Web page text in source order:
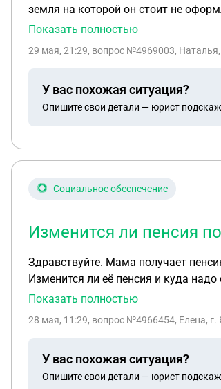
земля на которой он стоит не
в живых и колхоза уже тоже нет.
быть теперь, как оформить эту
Показать полностью
29 мая, 21:29, вопрос №4969003,
У вас похожая ситуация?
Опишите свои детали — юрист
Социальное обеспечение
Изменится ли пенсия
Здравствуйте. Мама получает пенсию за отца
Изменится ли её пенсия и куда
Показать полностью
28 мая, 11:29, вопрос №4966454, Елена, г.
У вас похожая ситуация?
Опишите свои детали — юрист